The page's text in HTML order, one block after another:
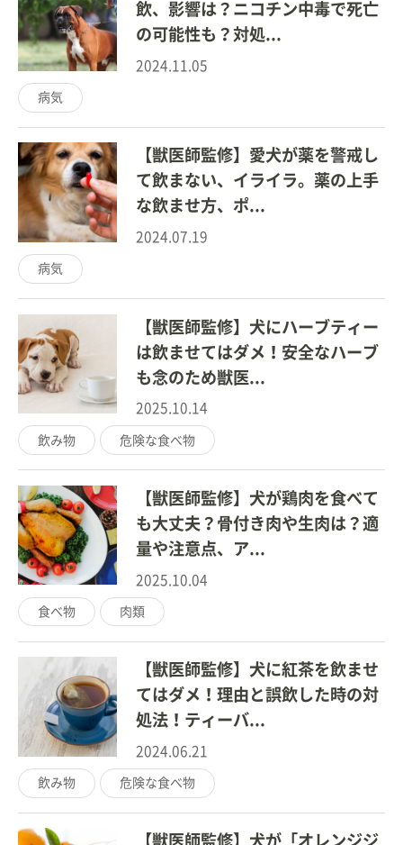
飲、影響は？ニコチン中毒で死亡
の可能性も？対処...
2024.11.05
病気
【獣医師監修】愛犬が薬を警戒し
て飲まない、イライラ。薬の上手
な飲ませ方、ポ...
2024.07.19
病気
【獣医師監修】犬にハーブティー
は飲ませてはダメ！安全なハーブ
も念のため獣医...
2025.10.14
飲み物 危険な食べ物
【獣医師監修】犬が鶏肉を食べて
も大丈夫？骨付き肉や生肉は？適
量や注意点、ア...
2025.10.04
食べ物 肉類
【獣医師監修】犬に紅茶を飲ませ
てはダメ！理由と誤飲した時の対
処法！ティーバ...
2024.06.21
飲み物 危険な食べ物
【獣医師監修】犬が「オレンジジ